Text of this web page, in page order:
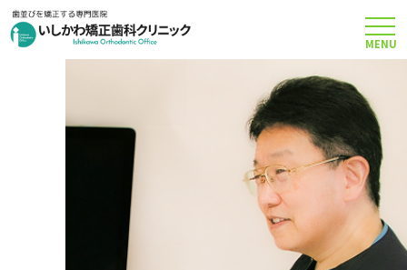
矯正治療について
当院のこだわり
MENU